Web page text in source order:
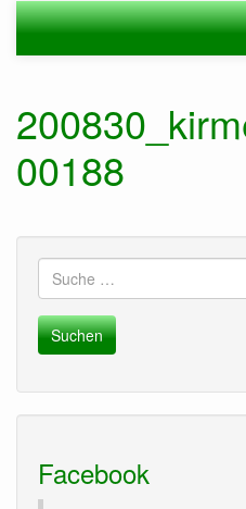
Zum
Hauptinhalt
springen
Navigation
00188
Suche
nach:
Facebook